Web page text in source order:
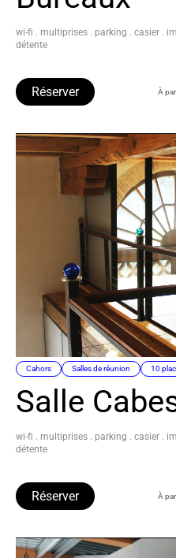
wi-fi . multiprises . parking . casier .
détente
À
Réserver
Cahors Salles de réunion 10
Salle
wi-fi . multiprises . parking . casier .
détente
À
Réserver